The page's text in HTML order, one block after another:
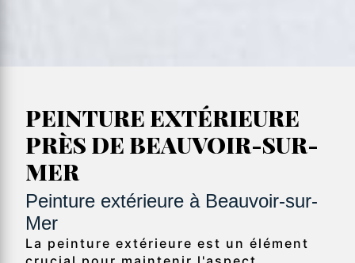
PEINTURE EXTÉRIEURE
PRÈS DE BEAUVOIR-SUR-
MER
Peinture extérieure à Beauvoir-sur-
Mer
La peinture extérieure est un élément